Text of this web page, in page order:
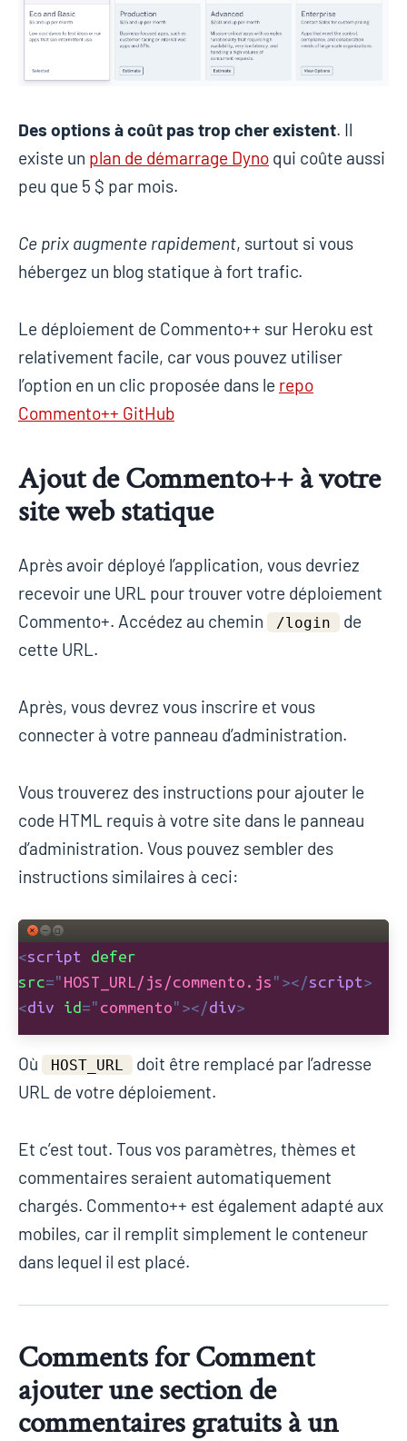
Des options à coût pas trop cher existent. Il
existe un plan de démarrage Dyno qui coûte aussi
peu que 5 $ par mois.
Ce prix augmente rapidement, surtout si vous
hébergez un blog statique à fort trafic.
Le déploiement de Commento++ sur Heroku est
relativement facile, car vous pouvez utiliser
l’option en un clic proposée dans le repo
Commento++ GitHub
Ajout de Commento++ à votre
site web statique
Après avoir déployé l’application, vous devriez
recevoir une URL pour trouver votre déploiement
Commento+. Accédez au chemin
/login
de
cette URL.
Après, vous devrez vous inscrire et vous
connecter à votre panneau d’administration.
Vous trouverez des instructions pour ajouter le
code HTML requis à votre site dans le panneau
d’administration. Vous pouvez sembler des
instructions similaires à ceci:
Où HOST_URL
doit être remplacé par l’adresse
URL de votre déploiement.
Et c’est tout. Tous vos paramètres, thèmes et
commentaires seraient automatiquement
chargés. Commento++ est également adapté aux
mobiles, car il remplit simplement le conteneur
dans lequel il est placé.
Comments forComment
ajouter une section de
commentaires gratuits à un